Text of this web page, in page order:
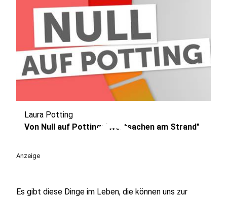
play_circle
Laura Potting
Von Null auf Potting: "Wertsachen am Strand"
Anzeige
Es gibt diese Dinge im Leben, die können uns zur